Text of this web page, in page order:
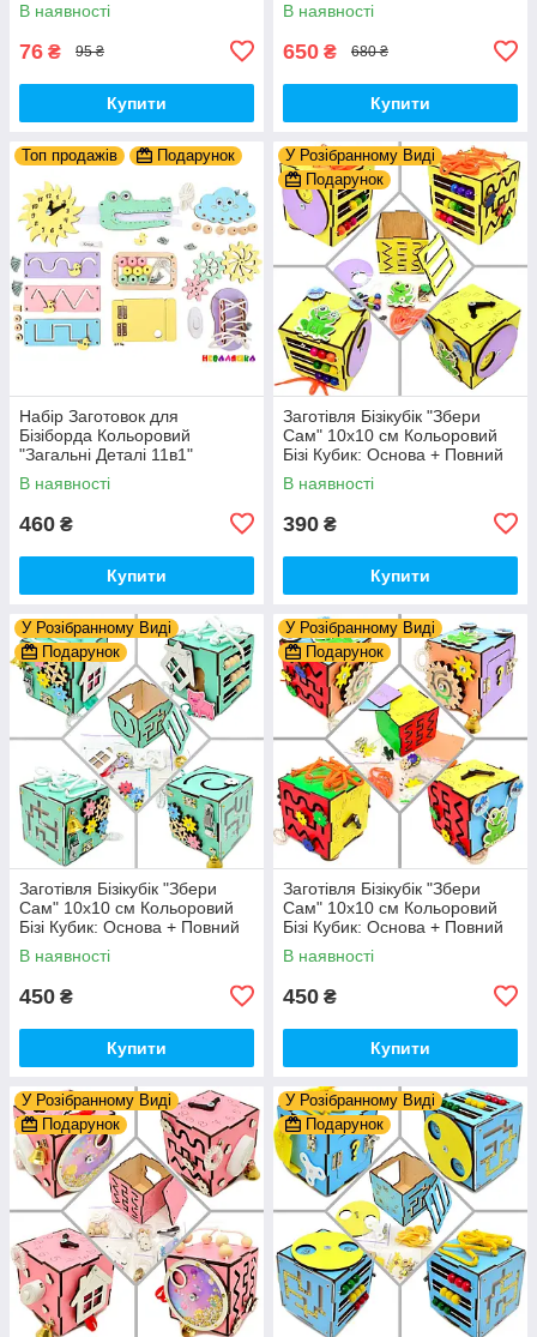
Фа Пластик + Гума
В наявності
76 ₴ 95 ₴
Купити
- Собери Сам
В наявності
650 ₴ 680 ₴
Купити
Топ продажів Подарунок
Набір Заготовок для
Бізіборда Кольоровий
"Загальні Деталі 11в1"
Базовий Комплект (+Клей,
Шурупи) Набiр Заготівель
В наявності
460 ₴
Купити
У Розібранному Виді
Подарунок
Заготівля Бізікубік "Збери
Сам" 10х10 см Кольоровий
Бізі Кубик: Основа + Повний
Комплект (в Розібраному
Виді) Кубік Бізи, Жовтий
В наявності
390 ₴
Купити
У Розібранному Виді
Подарунок
Заготівля Бізікубік "Збери
Сам" 10х10 см Кольоровий
Бізі Кубик: Основа + Повний
Комплект (в Розібраному
Виді) Кубік Бізи, Бірюза
В наявності
450 ₴
Купити
У Розібранному Виді
Подарунок
Заготівля Бізікубік "Збери
Сам" 10х10 см Кольоровий
Бізі Кубик: Основа + Повний
Комплект (в Розібраному
Виді) Кубік Бізи, Різнокол
В наявності
450 ₴
Купити
У Розібранному Виді
Подарунок
У Розібранному Виді
Подарунок